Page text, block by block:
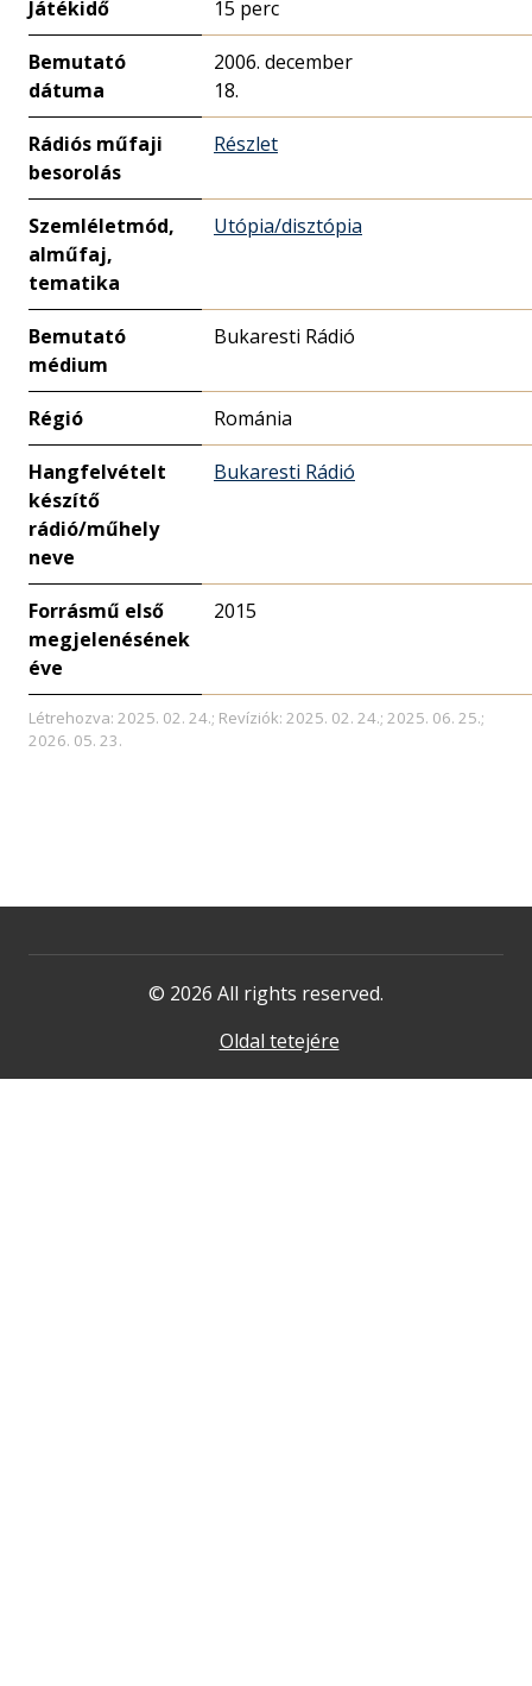
Játékidő 15 perc
Bemutató
dátuma
2006. december
18.
Rádiós műfaji
besorolás
Részlet
Szemléletmód,
alműfaj,
tematika
Utópia/disztópia
Bemutató
médium
Bukaresti Rádió
Régió Románia
Hangfelvételt
készítő
rádió/műhely
neve
Bukaresti Rádió
Forrásmű első
megjelenésének
éve
2015
Létrehozva: 2025. 02. 24.; Revíziók: 2025. 02. 24.; 2025. 06. 25.;
2026. 05. 23.
© 2026 All rights reserved.
Oldal tetejére